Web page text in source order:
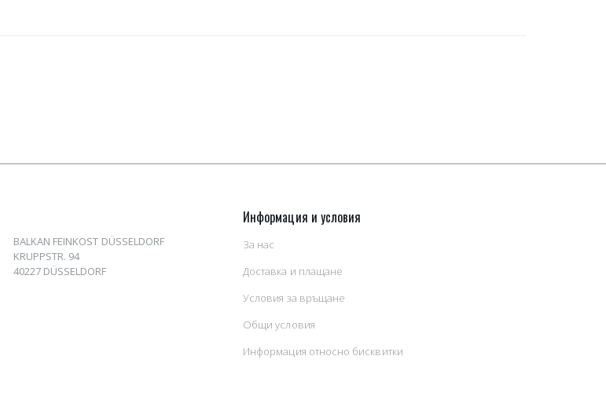
BALKAN FEINKOST DÜSSELDORF
KRUPPSTR. 94
40227 DÜSSELDORF
Информация и условия
За нас
Доставка и плащане
Условия за връщане
Общи условия
Информация относно бисквитки